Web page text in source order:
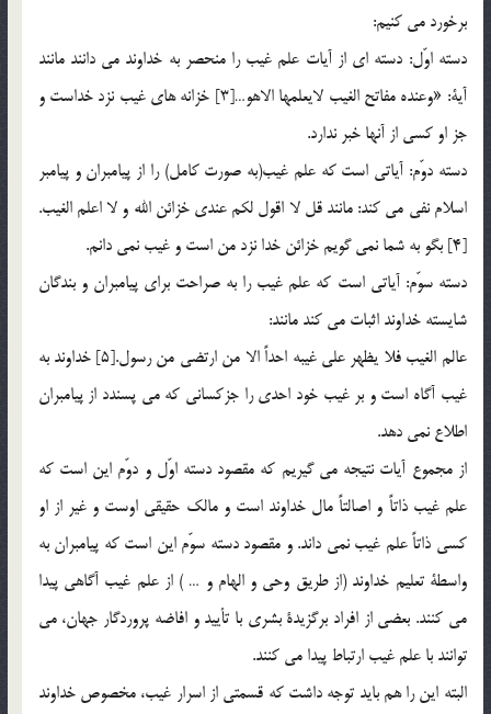
برخورد مي كنيم:
دسته اوّل: دسته اي از آيات علم غيب را منحصر به خداوند مي دانند مانند
آية: «وعنده مفاتح الغيب لايعلمها الاهو…[3] خزانه هاي غيب نزد خداست و
جز او كسي از آنها خبر ندارد.
دسته دوّم: آياتي است كه علم غيب(به صورت کامل) را از پيامبران و پيامبر
اسلام نفي مي كند: مانند قل لا اقول لكم عندي خزائن الله و لا اعلم الغيب.
[4] بگو به شما نمي گويم خزائن خدا نزد من است و غيب نمي دانم.
دسته سوّم: آياتي است كه علم غيب را به صراحت براي پيامبران و بندگان
شايسته خداوند اثبات مي كند مانند:
عالم الغيب فلا يظهر علي غيبه احداً الا من ارتضي من رسول.[5] خداوند به
غيب آگاه است و بر غيب خود احدي را جزكساني كه مي پسندد از پيامبران
اطلاع نمي دهد.
از مجموع آيات نتيجه مي گيريم كه مقصود دسته اوّل و دوّم اين است كه
علم غيب ذاتاً و اصالتاً مال خداوند است و مالك حقيقي اوست و غير از او
كسي ذاتاً علم غيب نمي داند. و مقصود دسته سوّم اين است كه پيامبران به
واسطة تعليم خداوند (از طريق وحي و الهام و … ) از علم غيب آگاهي پيدا
مي كنند. بعضي از افراد برگزيدة بشري با تأييد و افاضه پروردگار جهان، مي
توانند با علم غيب ارتباط پيدا مي كنند.
البته اين را هم بايد توجه داشت كه قسمتي از اسرار غيب، مخصوص خداوند